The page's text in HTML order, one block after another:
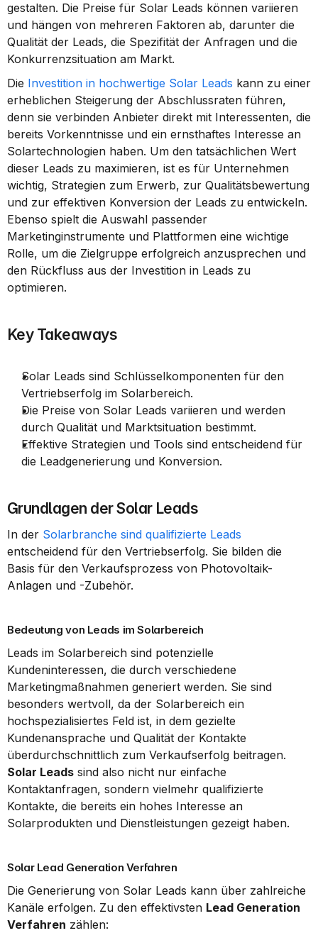
gestalten. Die Preise für Solar Leads können variieren
und hängen von mehreren Faktoren ab, darunter die
Qualität der Leads, die Spezifität der Anfragen und die
Konkurrenzsituation am Markt.
Die Investition in hochwertige Solar Leads kann zu einer
erheblichen Steigerung der Abschlussraten führen,
denn sie verbinden Anbieter direkt mit Interessenten, die
bereits Vorkenntnisse und ein ernsthaftes Interesse an
Solartechnologien haben. Um den tatsächlichen Wert
dieser Leads zu maximieren, ist es für Unternehmen
wichtig, Strategien zum Erwerb, zur Qualitätsbewertung
und zur effektiven Konversion der Leads zu entwickeln.
Ebenso spielt die Auswahl passender
Marketinginstrumente und Plattformen eine wichtige
Rolle, um die Zielgruppe erfolgreich anzusprechen und
den Rückfluss aus der Investition in Leads zu
optimieren.
Key Takeaways
Solar Leads sind Schlüsselkomponenten für den
Vertriebserfolg im Solarbereich.
Die Preise von Solar Leads variieren und werden
durch Qualität und Marktsituation bestimmt.
Effektive Strategien und Tools sind entscheidend für
die Leadgenerierung und Konversion.
Grundlagen der Solar Leads
In der
entscheidend für den Vertriebserfolg. Sie bilden die
Basis für den Verkaufsprozess von Photovoltaik-
Anlagen und -Zubehör.
Bedeutung von Leads im Solarbereich
Leads im Solarbereich sind potenzielle
Kundeninteressen, die durch verschiedene
Marketingmaßnahmen generiert werden. Sie sind
besonders wertvoll, da der Solarbereich ein
hochspezialisiertes Feld ist, in dem gezielte
Kundenansprache und Qualität der Kontakte
Solar Leads sind also nicht nur einfache
Kontaktanfragen, sondern vielmehr qualifizierte
Kontakte, die bereits ein hohes Interesse an
Solarprodukten und Dienstleistungen gezeigt haben.
Solar Lead Generation Verfahren
Die Generierung von Solar Leads kann über zahlreiche
Kanäle erfolgen. Zu den effektivsten Lead Generation
Verfahren zählen: